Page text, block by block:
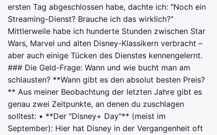
ersten Tag abgeschlossen habe, dachte ich: "Noch ein
Streaming-Dienst? Brauche ich das wirklich?"
Mittlerweile habe ich hunderte Stunden zwischen Star
Wars, Marvel und alten Disney-Klassikern verbracht –
aber auch einige Tücken des Dienstes kennengelernt.
### Die Geld-Frage: Wann und wie bucht man am
schlausten? **Wann gibt es den absolut besten Preis?
** Aus meiner Beobachtung der letzten Jahre gibt es
genau zwei Zeitpunkte, an denen du zuschlagen
solltest: • **Der "Disney+ Day"** (meist im
September): Hier hat Disney in der Vergangenheit oft